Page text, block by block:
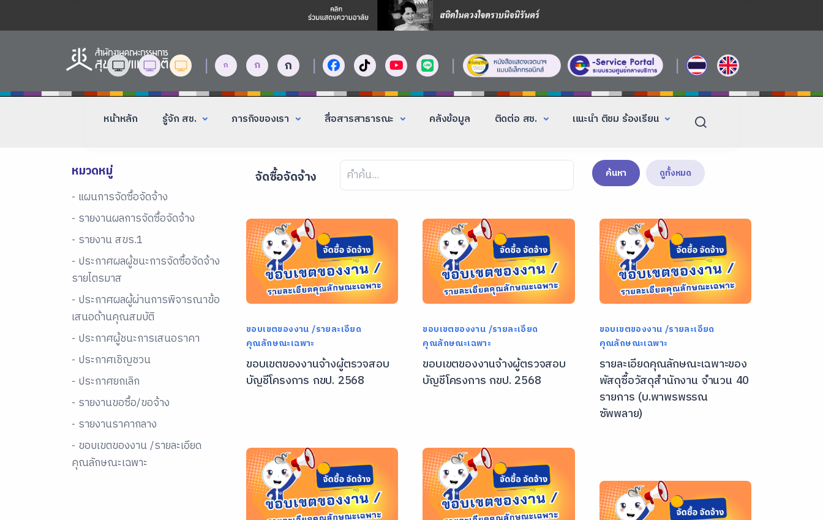
| ก ก ก | | |
หน้าหลัก รู้จัก สช. ภารกิจของเรา สื่อสารสาธารณะ คลังข้อมูล ติดต่อ สช. แนะนำ ติชม ร้องเรียน
จัดซื้อจัดจ้าง ค้นหา ดูทั้งหมด
ขอบเขตของงาน /รายละเอียด
คุณลักษณะเฉพาะ
ขอบเขตของงานจ้างผู้ตรวจสอบ
บัญชีโครงการ กขป. 2568
ขอบเขตของงาน /รายละเอียด
คุณลักษณะเฉพาะ
ขอบเขตของงานจ้างผู้ตรวจสอบ
บัญชีโครงการ กขป. 2568
ขอบเขตของงาน /รายละเอียด
คุณลักษณะเฉพาะ
รายละเอียดคุณลักษณะเฉพาะของ
พัสดุซื้อวัสดุสำนักงาน จำนวน 40
รายการ (บ.พาพรพรรณ
ซัพพลาย)
หมวดหมู่
- แผนการจัดซื้อจัดจ้าง
- รายงานผลการจัดซื้อจัดจ้าง
- รายงาน สขร.1
- ประกาศผลผู้ชนะการจัดซื้อจัดจ้าง
รายไตรมาส
- ประกาศผลผู้ผ่านการพิจารณาข้อ
เสนอด้านคุณสมบัติ
- ประกาศผู้ชนะการเสนอราคา
- ประกาศเชิญชวน
- ประกาศยกเลิก
- รายงานขอซื้อ/ขอจ้าง
- รายงานราคากลาง
- ขอบเขตของงาน /รายละเอียด
คุณลักษณะเฉพาะ